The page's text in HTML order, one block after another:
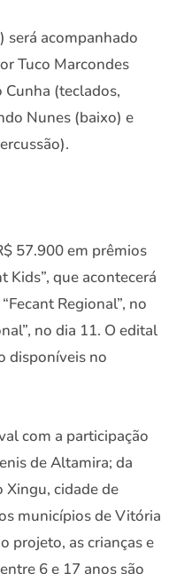
será acompanhado
Tuco Marcondes
Cunha (teclados,
Nunes (baixo) e
57.900 em prêmios
Kids”, que acontecerá
Regional”, no
no dia 11. O edital
disponíveis no
com a participação
de Altamira; da
Xingu, cidade de
municípios de Vitória
projeto, as crianças e
6 e 17 anos são